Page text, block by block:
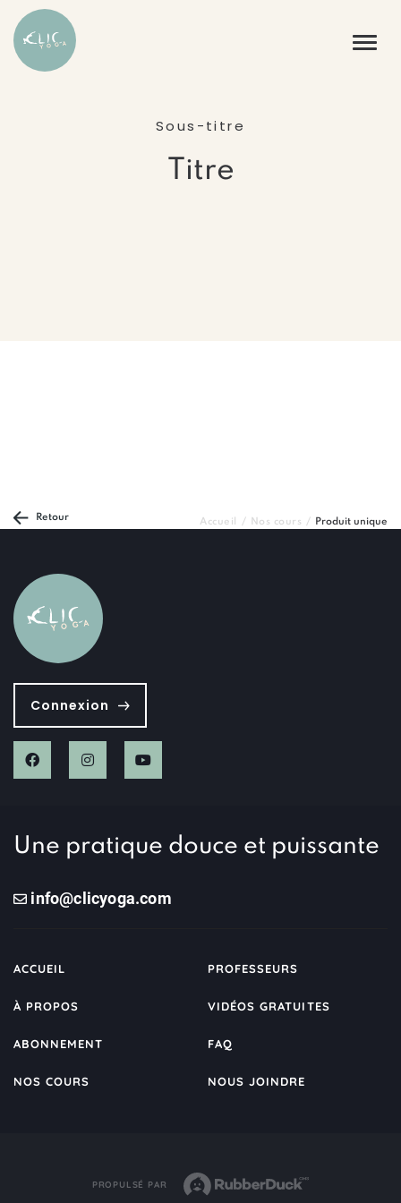
Sous-titre
Titre
Retour Accueil Nos cours Produit unique
Connexion
Une pratique douce et puissante
info@clicyoga.com
ACCUEIL
À PROPOS
ABONNEMENT
NOS COURS
PROFESSEURS
VIDÉOS GRATUITES
FAQ
NOUS JOINDRE
PROPULSÉ PAR